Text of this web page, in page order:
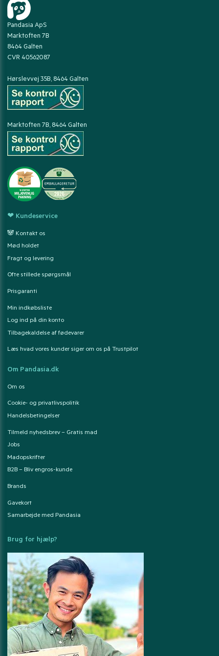
Pandasia ApS
Marktoften 7B
8464 Galten
CVR 40562087
Hørslevvej 35B, 8464 Galten
Marktoften 7B, 8464 Galten
❤ Kundeservice
🐼 Kontakt os
Mød holdet
Fragt og levering
Ofte stillede spørgsmål
Prisgaranti
Min indkøbsliste
Log ind på din konto
Tilbagekaldelse af fødevarer
Læs hvad vores kunder siger om os på Trustpilot
Om Pandasia.dk
Om os
Cookie- og privatlivspolitik
Handelsbetingelser
Tilmeld nyhedsbrev – Gratis mad
Jobs
Madopskrifter
B2B – Bliv engros-kunde
Brands
Gavekort
Samarbejde med Pandasia
Brug for hjælp?